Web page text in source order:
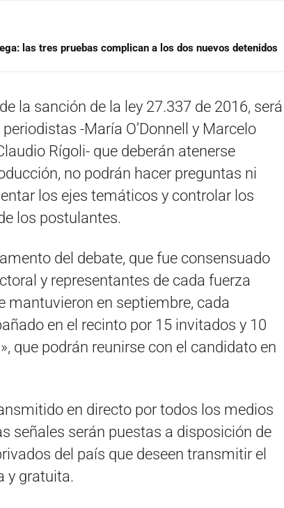
las tres pruebas complican a los dos nuevos detenidos
la sanción de la ley 27.337 de 2016, será
-María O’Donnell y Marcelo
Rígoli- que deberán atenerse
no podrán hacer preguntas ni
los ejes temáticos y controlar los
los postulantes.
del debate, que fue consensuado
y representantes de cada fuerza
mantuvieron en septiembre, cada
en el recinto por 15 invitados y 10
que podrán reunirse con el candidato en
en directo por todos los medios
señales serán puestas a disposición de
del país que deseen transmitir el
y gratuita.